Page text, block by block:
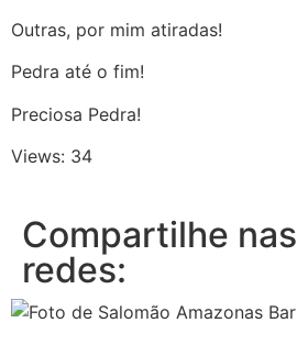
Outras, por mim atiradas!
Pedra até o fim!
Preciosa Pedra!
Views: 34
Compartilhe nas
redes: